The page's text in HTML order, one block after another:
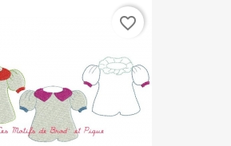
favorite_border